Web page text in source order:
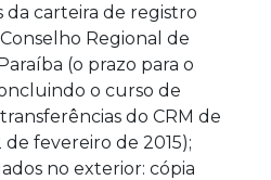
da carteira de registro
Regional de
(o prazo para o
o curso de
do CRM de
fevereiro de 2015);
no exterior: cópia